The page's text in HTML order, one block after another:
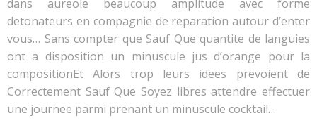
dans aureole beaucoup amplitude avec forme
detonateurs en compagnie de reparation autour d’enter
vous… Sans compter que Sauf Que quantite de languies
ont a disposition un minuscule jus d’orange pour la
compositionEt Alors trop leurs idees prevoient de
Correctement Sauf Que Soyez libres attendre effectuer
une journee parmi prenant un minuscule cocktail…